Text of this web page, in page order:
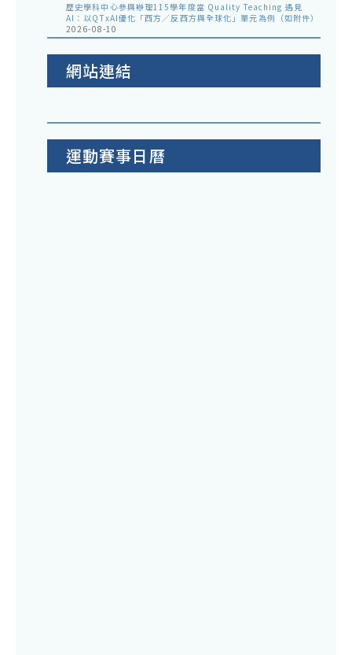
歷史學科中心參與辦理115學年度當 Quality Teaching 遇見
AI：以QTxAI優化「西方／反西方與全球化」單元為例（如附件）
2026-08-10
網站連結
運動賽事日曆